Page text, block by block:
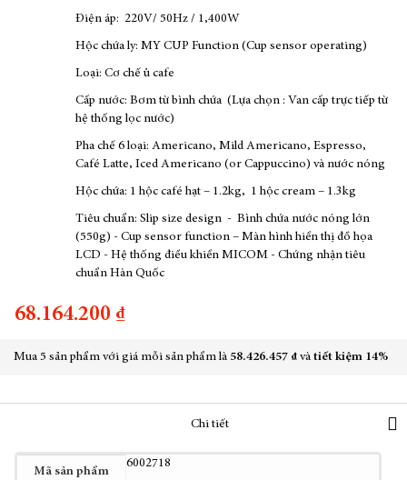
Điện áp: 220V/ 50Hz / 1,400W
Hộc chứa ly: MY CUP Function (Cup sensor operating)
Loại: Cơ chế ủ cafe
Cấp nước: Bơm từ bình chứa (Lựa chọn : Van cấp trực tiếp từ
hệ thống lọc nước)
Pha chế 6 loại: Americano, Mild Americano, Espresso,
Café Latte, Iced Americano (or Cappuccino) và nước nóng
Hộc chứa: 1 hộc café hạt – 1.2kg, 1 hộc cream – 1.3kg
Tiêu chuẩn: Slip size design - Bình chứa nước nóng lớn
(550g) - Cup sensor function – Màn hình hiển thị đồ họa
LCD - Hệ thống điều khiển MICOM - Chứng nhận tiêu
chuẩn Hàn Quốc
68.164.200 ₫
Mua 5 sản phẩm với giá mỗi sản phẩm là 58.426.457 ₫ và tiết kiệm 14%
Chi tiết
Mã sản phẩm
6002718